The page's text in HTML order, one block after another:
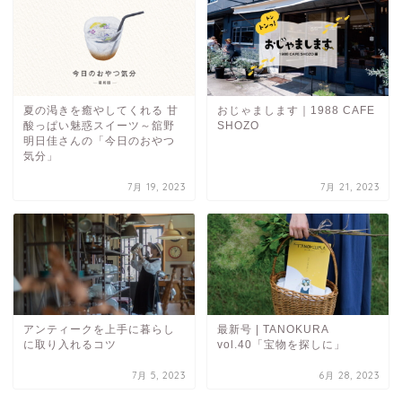
夏の渇きを癒やしてくれる 甘
酸っぱい魅惑スイーツ～舘野
明日佳さんの「今日のおやつ
気分」
7月 19, 2023
おじゃまします｜1988 CAFE
SHOZO
7月 21, 2023
アンティークを上手に暮らし
に取り入れるコツ
7月 5, 2023
最新号 | TANOKURA
vol.40「宝物を探しに」
6月 28, 2023